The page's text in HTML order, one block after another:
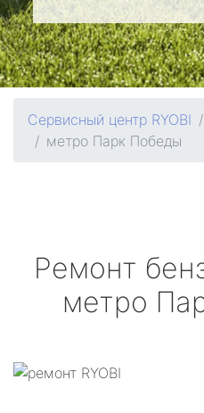
Сервисный центр RYOBI
метро Парк Победы
Ремонт
метро